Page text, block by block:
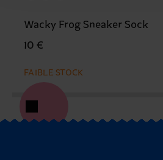
Wacky Frog Sneaker Sock
10 €
FAIBLE STOCK